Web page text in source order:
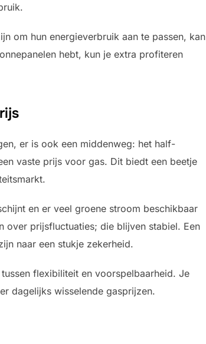
om hun energieverbruik aan te passen, kan
hebt, kun je extra profiteren
er is ook een middenweg: het half-
vaste prijs voor gas. Dit biedt een beetje
en er veel groene stroom beschikbaar
over prijsfluctuaties; die blijven stabiel. Een
naar een stukje zekerheid.
flexibiliteit en voorspelbaarheid. Je
dagelijks wisselende gasprijzen.